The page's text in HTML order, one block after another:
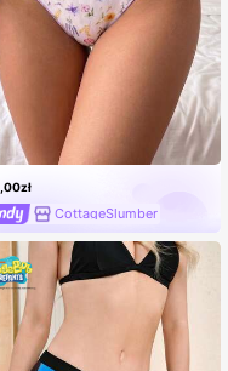
,00zł
CottageSlumber